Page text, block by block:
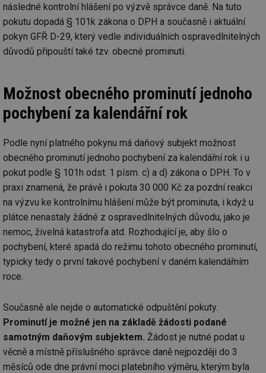
následné kontrolní hlášení po výzvě správce daně. Na tuto
pokutu dopadá § 101k zákona o DPH a současně i aktuální
pokyn GFŘ D-29, který vedle individuálních ospravedlnitelných
důvodů připouští také tzv. obecné prominutí.
Možnost obecného prominutí jednoho
pochybení za kalendářní rok
Podle nyní platného pokynu má daňový subjekt možnost
obecného prominutí jednoho pochybení za kalendářní rok i u
pokut podle § 101h odst. 1 písm. c) a d) zákona o DPH. To v
praxi znamená, že právě i pokuta 30 000 Kč za pozdní reakci
na výzvu ke kontrolnímu hlášení může být prominuta, i když u
plátce nenastaly žádné z ospravedlnitelných důvodu, jako je
nemoc, živelná katastrofa atd. Rozhodující je, aby šlo o
pochybení, které spadá do režimu tohoto obecného prominutí,
typicky tedy o první takové pochybení v daném kalendářním
roce.
Současně ale nejde o automatické odpuštění pokuty.
Prominutí je možné jen na základě žádosti podané
samotným daňovým subjektem. Žádost je nutné podat u
věcně a místně příslušného správce daně nejpozději do 3
měsíců ode dne právní moci platebního výměru, kterým byla